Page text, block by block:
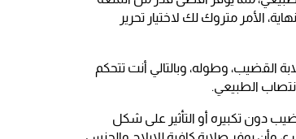
الأمر متروك لك لاختيار تحرير
القضيب، وطوله، وبالتالي أنت تتحكم
الطبيعي.
دون تكبيره أو التأثير على شكل